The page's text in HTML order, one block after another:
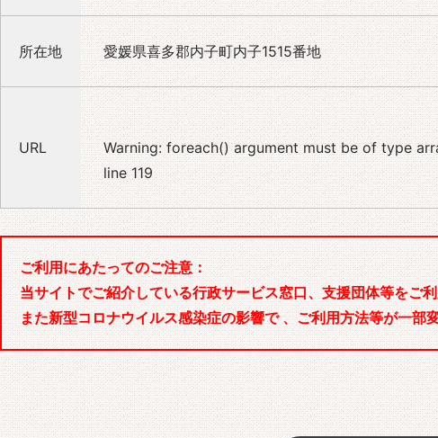
所在地 愛媛県喜多郡内子町内子1515番地
URL Warning: foreach() argument must be of type
line119
ご利用にあたってのご注意：
当サイトでご紹介している行政サービス窓口、支援団体等をご
また新型コロナウイルス感染症の影響で 、ご利用方法等が一